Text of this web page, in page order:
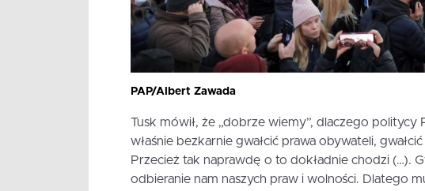
PAP/Albert Zawada
Tusk mówił, że „dobrze wiemy”, dlaczego politycy
właśnie bezkarnie gwałcić prawa obywateli,
Przecież tak naprawdę o to dokładnie chodzi (…).
odbieranie nam naszych praw i wolności. Dlatego